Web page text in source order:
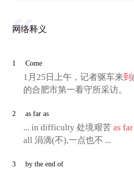
网络释义
1 Come
1月25日上午，记者驱车来到 (
的合肥市第一看守所采访。
2 as far as
... in difficulty 处境艰苦­ as far
all 涓滴(不),一点也不­ ...
3 by the end of